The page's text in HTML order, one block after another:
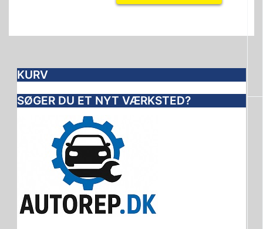
KURV
SØGER DU ET NYT VÆRKSTED?